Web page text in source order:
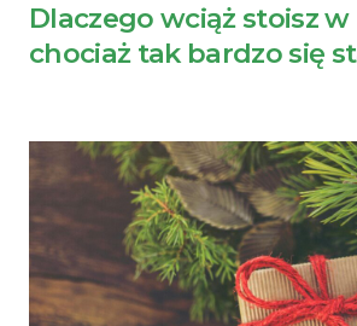
Dlaczego wciąż stoisz
chociaż tak bardzo się